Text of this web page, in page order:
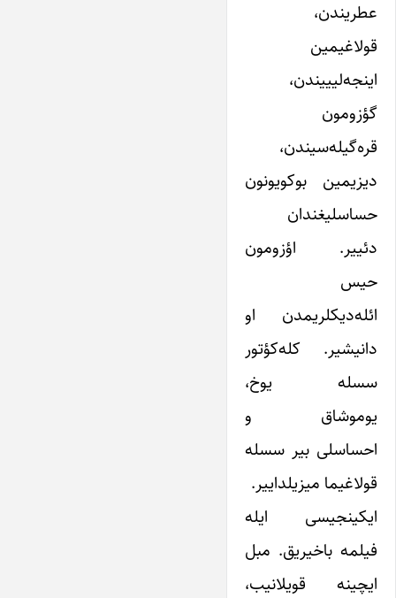
عطریندن،
قولاغیمین
اینجه‌لیییندن،
گؤزومون
قره‌گیله‌سیندن،
دیزیمین بوکویونون
حساسلیغندان
دئییر. اؤزومون
حیس
ائله‌دیکلریمدن او
دانیشیر. کله‌کؤتور
سسله یوخ،
یوموشاق و
احساسلی بیر سسله
قولاغیما میزیلداییر.
ایکینجیسی ایله
فیلمه باخیریق. مبل
ایچینه قویلانیب،